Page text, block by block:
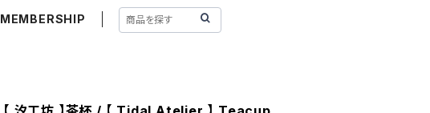
MEMBERSHIP